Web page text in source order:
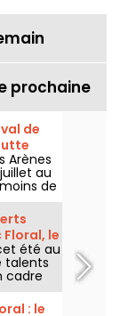
prochaine
de
Arènes
au
de
de
le
été au
talents
cadre
: le